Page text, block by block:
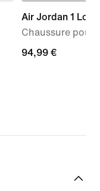
Air Jordan 1 Low
Chaussure pour
94,99 €
94,99 €